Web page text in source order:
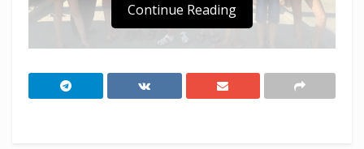
В Темрюкском районе Краснодарского края
Continue Reading